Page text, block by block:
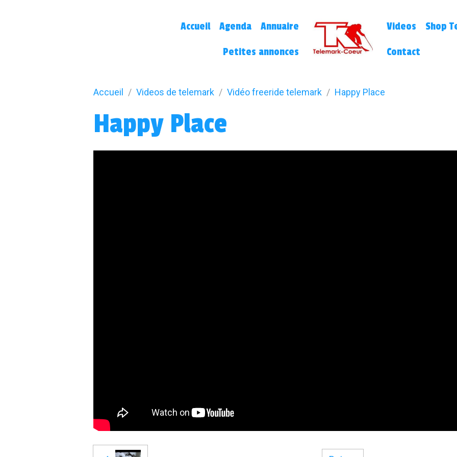
Accueil Agenda Annuaire
Petites annonces
Videos Shop
Contact
Accueil Videos de telemark Vidéo freeride telemark Happy Place
Happy Place